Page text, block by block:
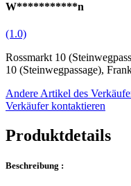
W***********n
(1.0)
Rossmarkt 10
10 (Steinwegpassage),
Andere Artikel des
Verkäufer kontaktieren
Produktdetails
Beschreibung :